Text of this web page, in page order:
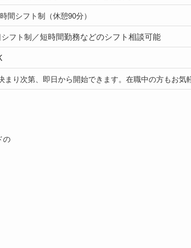
間シフト制（休憩90分）
フト制 ／短時間勤務などのシフト相談可能
まり次第、即日から開始できます。在職中の方もお気
の